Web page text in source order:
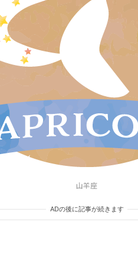
山羊座
ADの後に記事が続きます